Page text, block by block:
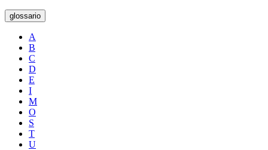
glossario
A
B
C
D
E
I
M
O
S
T
U